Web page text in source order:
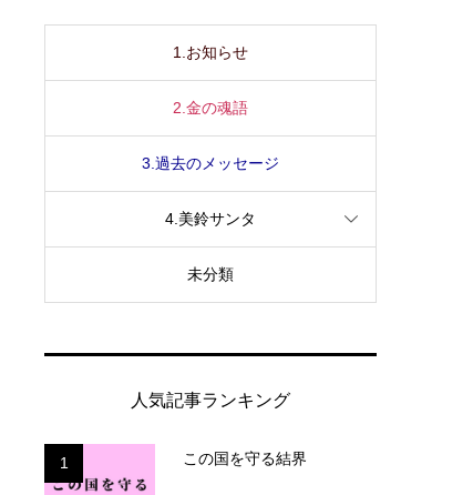
1.お知らせ
2.金の魂語
3.過去のメッセージ
4.美鈴サンタ
未分類
人気記事ランキング
1 この国を守る結界